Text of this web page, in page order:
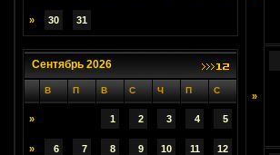
» 30 31
Сентябрь 2026
В П В С Ч П С
» 1 2 3 4 5
» 6 7 8 9 10 11 12
»